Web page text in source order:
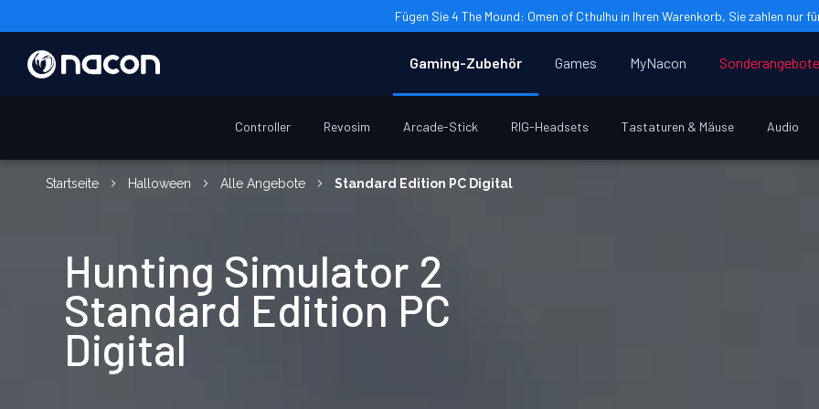
Fügen Sie 4 The Mound: Omen of Cthulhu in Ihren Warenkorb, Sie zahlen nur
Gaming-Zubehör
Controller Revosim Arcade-Stick RIG-Headsets Tastaturen & Mäuse Audio
Games MyNacon Sonderangebote
Startseite Halloween Alle Angebote Standard Edition PC Digital
Hunting Simulator 2
Standard Edition PC
Digital